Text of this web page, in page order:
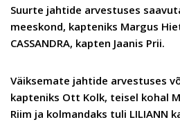
Suurte jahtide arvestuses
meeskond, kapteniks Margus
CASSANDRA, kapten Jaanis Prii.
Väiksemate jahtide arvestuses
kapteniks Ott Kolk, teisel kohal
Riim ja kolmandaks tuli LILIANN